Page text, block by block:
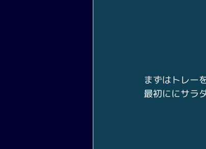
まずはトレー
最初ににサラ